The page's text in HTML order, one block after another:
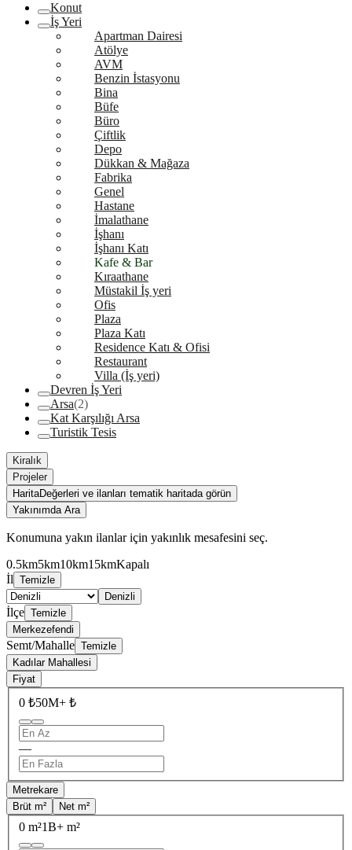
Konut
İş Yeri
Apartman Dairesi
Atölye
AVM
Benzin İstasyonu
Bina
Büfe
Büro
Çiftlik
Depo
Dükkan & Mağaza
Fabrika
Genel
Hastane
İmalathane
İşhanı
İşhanı Katı
Kafe & Bar
Kıraathane
Müstakil İş yeri
Ofis
Plaza
Plaza Katı
Residence Katı & Ofisi
Restaurant
Villa (İş yeri)
Devren İş Yeri
Arsa(2)
Kat Karşılığı Arsa
Turistik Tesis
Kiralık
Projeler
HaritaDeğerleri ve ilanları tematik haritada görün
Yakınımda Ara
Konumuna yakın ilanlar için yakınlık mesafesini seç.
0.5km5km10km15kmKapalı
İl Temizle
Denizli
İlçe Temizle
Merkezefendi
Semt/Mahalle Temizle
Kadılar Mahallesi
Fiyat
0 ₺50M+ ₺
—
Metrekare
Brüt m²
Net m²
0 m²1B+ m²